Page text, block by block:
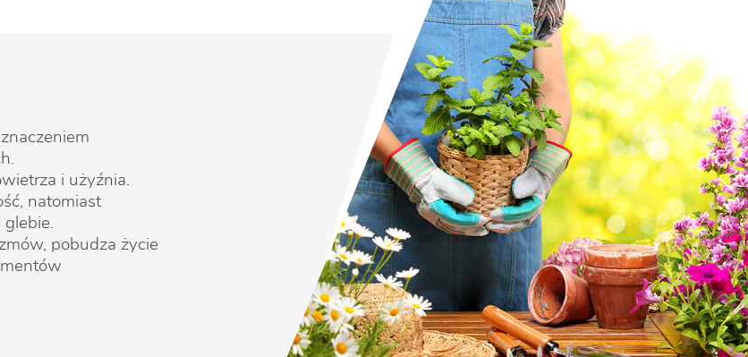
i użyźnia.
natomiast
glebie.
pobudza życie